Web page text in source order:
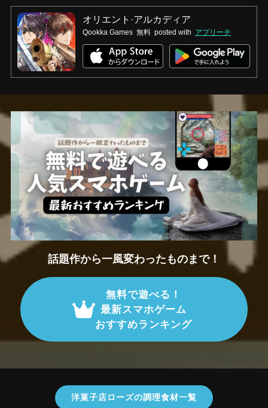
オリエント·アルカディア
Qookka Games 無料 posted with アプリーチ
話題作から一風変わったものまで！
無料で遊べる！
最新スマホゲーム
おすすめランキング
洋菓子店ローズの調理食材一覧